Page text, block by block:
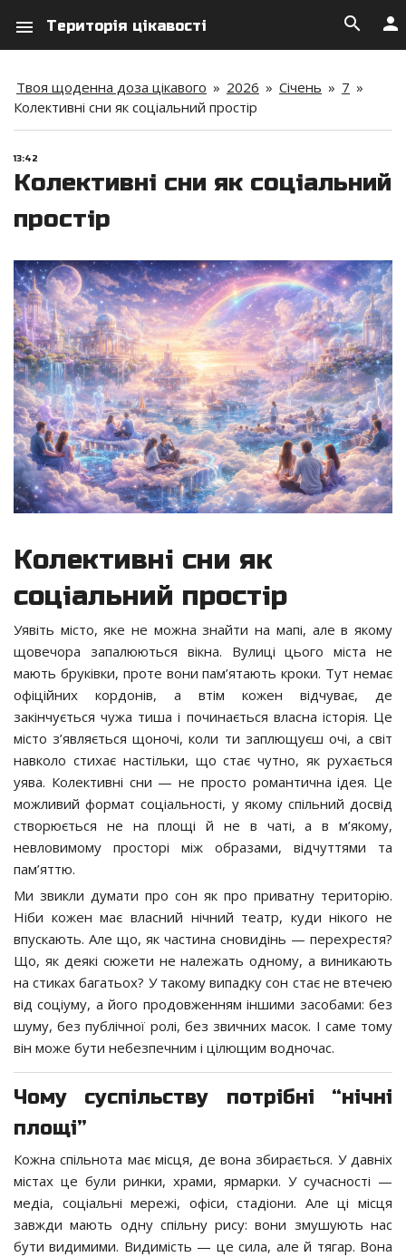
menu Територія цікавості person
search
Твоя щоденна доза цікавого » 2026 » Січень » 7 »
Колективні сни як соціальний простір
13:42
Колективні сни як соціальний
простір
Колективні сни як
соціальний простір
Уявіть місто, яке не можна знайти на мапі, але в якому
щовечора запалюються вікна. Вулиці цього міста не
мають бруківки, проте вони пам’ятають кроки. Тут немає
офіційних кордонів, а втім кожен відчуває, де
закінчується чужа тиша і починається власна історія. Це
місто з’являється щоночі, коли ти заплющуєш очі, а світ
навколо стихає настільки, що стає чутно, як рухається
уява. Колективні сни — не просто романтична ідея. Це
можливий формат соціальності, у якому спільний досвід
створюється не на площі й не в чаті, а в м’якому,
невловимому просторі між образами, відчуттями та
пам’яттю.
Ми звикли думати про сон як про приватну територію.
Ніби кожен має власний нічний театр, куди нікого не
впускають. Але що, як частина сновидінь — перехрестя?
Що, як деякі сюжети не належать одному, а виникають
на стиках багатьох? У такому випадку сон стає не втечею
від соціуму, а його продовженням іншими засобами: без
шуму, без публічної ролі, без звичних масок. І саме тому
він може бути небезпечним і цілющим водночас.
Чому суспільству потрібні “нічні
площі”
Кожна спільнота має місця, де вона збирається. У давніх
містах це були ринки, храми, ярмарки. У сучасності —
медіа, соціальні мережі, офіси, стадіони. Але ці місця
завжди мають одну спільну рису: вони змушують нас
бути видимими. Видимість — це сила, але й тягар. Вона